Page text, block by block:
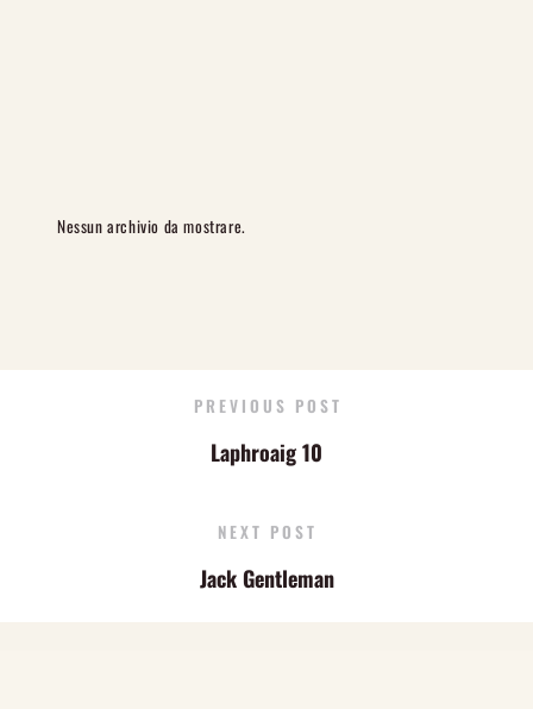
Nessun archivio da mostrare.
PREVIOUS POST
Laphroaig 10
NEXT POST
Jack Gentleman